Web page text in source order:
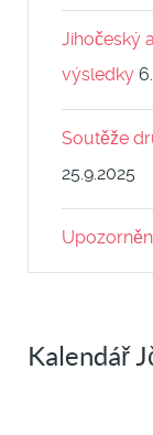
Jihočeský
výsledky
Soutěže
25.9.2025
Kalendář